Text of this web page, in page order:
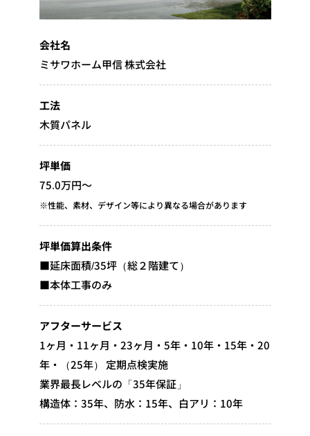
会社名
ミサワホーム甲信 株式会社
工法
木質パネル
坪単価
75.0万円～
※性能、素材、デザイン等により異なる場合があります
坪単価算出条件
■延床面積/35坪（総２階建て）
■本体工事のみ
アフターサービス
1ヶ月・11ヶ月・23ヶ月・5年・10年・15年・20
年・（25年） 定期点検実施
業界最長レベルの「35年保証」
構造体：35年、防水：15年、白アリ：10年